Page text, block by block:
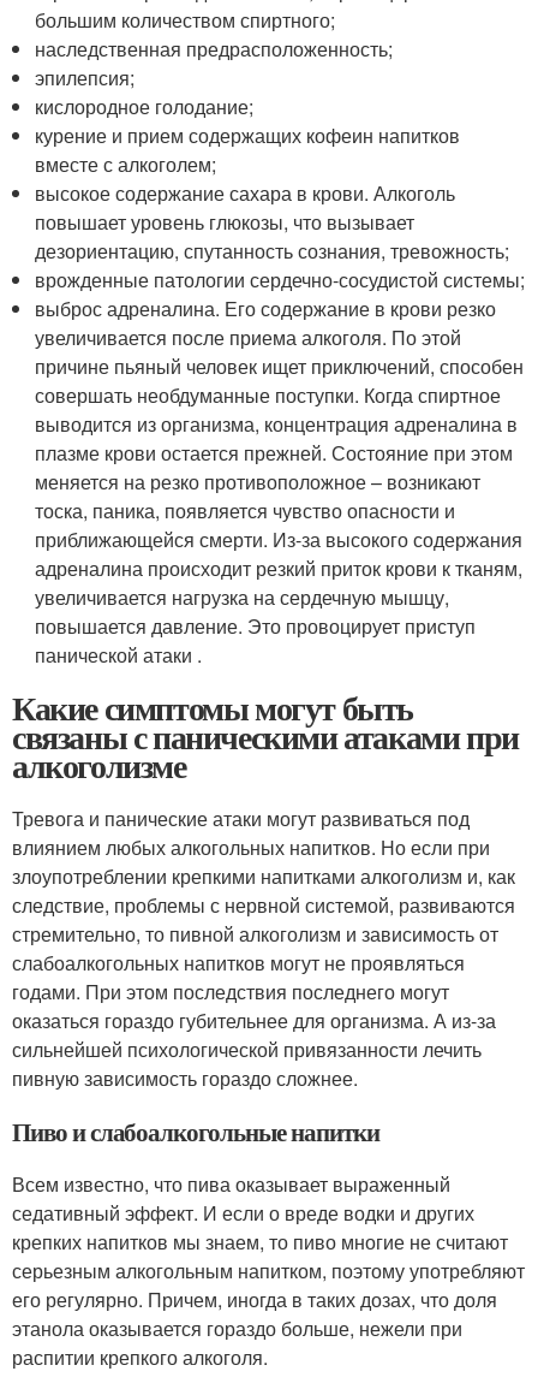
большим количеством спиртного;
наследственная предрасположенность;
эпилепсия;
кислородное голодание;
курение и прием содержащих кофеин напитков
вместе с алкоголем;
высокое содержание сахара в крови. Алкоголь
повышает уровень глюкозы, что вызывает
дезориентацию, спутанность сознания, тревожность;
врожденные патологии сердечно-сосудистой системы;
выброс адреналина. Его содержание в крови резко
увеличивается после приема алкоголя. По этой
причине пьяный человек ищет приключений, способен
совершать необдуманные поступки. Когда спиртное
выводится из организма, концентрация адреналина в
плазме крови остается прежней. Состояние при этом
меняется на резко противоположное – возникают
тоска, паника, появляется чувство опасности и
приближающейся смерти. Из-за высокого содержания
адреналина происходит резкий приток крови к тканям,
увеличивается нагрузка на сердечную мышцу,
повышается давление. Это провоцирует приступ
панической атаки .
Какие симптомы могут быть
связаны с паническими атаками при
алкоголизме
Тревога и панические атаки могут развиваться под
влиянием любых алкогольных напитков. Но если при
злоупотреблении крепкими напитками алкоголизм и, как
следствие, проблемы с нервной системой, развиваются
стремительно, то пивной алкоголизм и зависимость от
слабоалкогольных напитков могут не проявляться
годами. При этом последствия последнего могут
оказаться гораздо губительнее для организма. А из-за
сильнейшей психологической привязанности лечить
пивную зависимость гораздо сложнее.
Пиво и слабоалкогольные напитки
Всем известно, что пива оказывает выраженный
седативный эффект. И если о вреде водки и других
крепких напитков мы знаем, то пиво многие не считают
серьезным алкогольным напитком, поэтому употребляют
его регулярно. Причем, иногда в таких дозах, что доля
этанола оказывается гораздо больше, нежели при
распитии крепкого алкоголя.